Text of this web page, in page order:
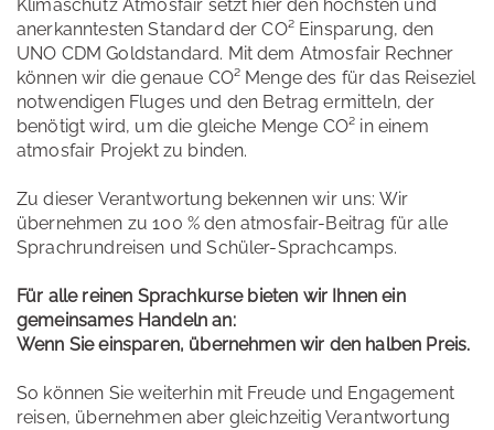
Klimaschutz Atmosfair setzt hier den höchsten und
anerkanntesten Standard der CO² Einsparung, den
UNO CDM Goldstandard. Mit dem Atmosfair Rechner
können wir die genaue CO² Menge des für das Reiseziel
notwendigen Fluges und den Betrag ermitteln, der
benötigt wird, um die gleiche Menge CO² in einem
atmosfair Projekt zu binden.
Zu dieser Verantwortung bekennen wir uns: Wir
übernehmen zu 100 % den atmosfair-Beitrag für alle
Sprachrundreisen und Schüler-Sprachcamps.
Für alle reinen Sprachkurse bieten wir Ihnen ein
gemeinsames Handeln an:
Wenn Sie einsparen, übernehmen wir den halben Preis.
So können Sie weiterhin mit Freude und Engagement
reisen, übernehmen aber gleichzeitig Verantwortung